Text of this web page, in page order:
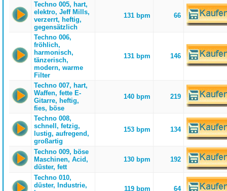
Techno 005, hart,
elektro, Jeff Mills,
verzerrt, heftig,
gegensätzlich
131 bpm 66
Techno 006,
fröhlich,
harmonisch,
tänzerisch,
modern, warme
Filter
131 bpm 146
Techno 007, hart,
Waffen, fette E-
Gitarre, heftig,
fies, böse
140 bpm 219
Techno 008,
schnell, fetzig,
lustig, aufregend,
großartig
153 bpm 134
Techno 009, böse
Maschinen, Acid,
düster, fett
130 bpm 192
Techno 010,
düster, Industrie,
119 bpm 64